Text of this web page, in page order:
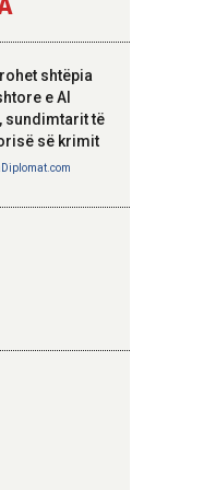
me
lartë të
i
për
shtëpia
e Al
sundimtarit të
së krimit